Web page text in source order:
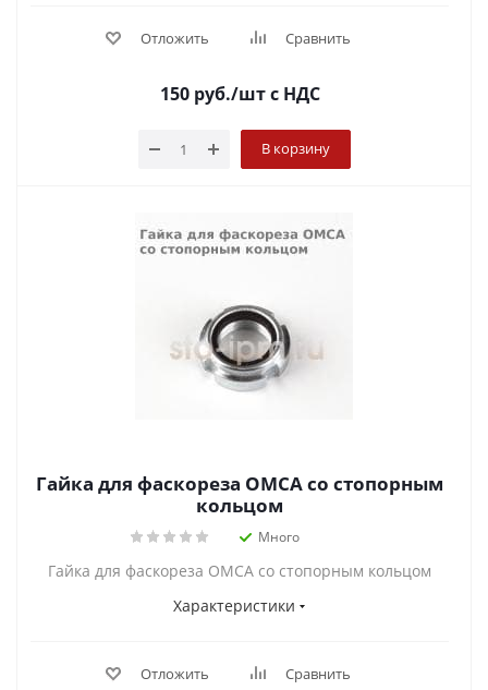
Отложить Сравнить
150 руб./штс НДС
В корзину
Гайка для фаскореза OMCA со стопорным
кольцом
Много
Гайка для фаскореза OMCA со стопорным кольцом
Характеристики
Отложить Сравнить